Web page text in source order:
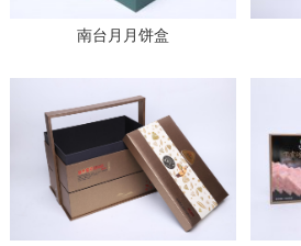
南台月月饼盒